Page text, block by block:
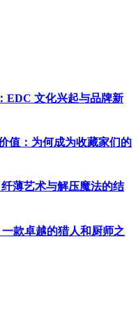
EDC 文化兴起与品牌新
值：为何成为收藏家们的
薄艺术与解压魔法的结
款卓越的猎人和厨师之